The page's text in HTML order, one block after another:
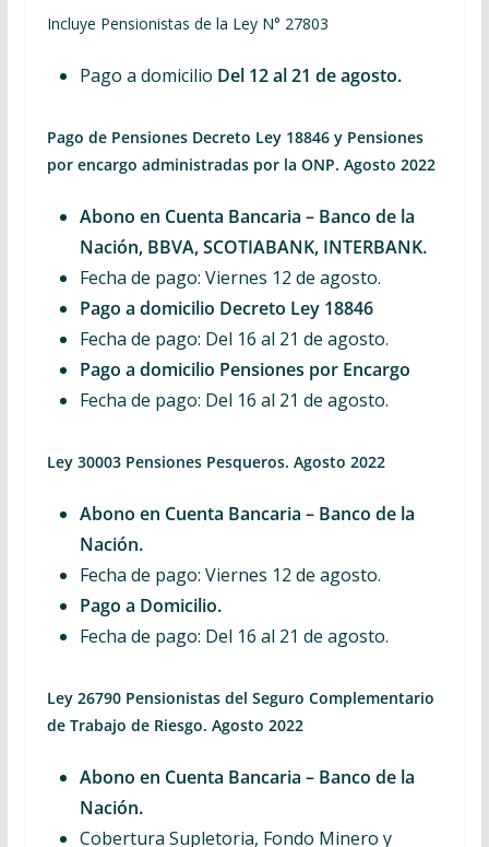
Incluye Pensionistas de la Ley N° 27803
Pago a domicilio Del 12 al 21 de agosto.
Pago de Pensiones Decreto Ley 18846 y Pensiones
por encargo administradas por la ONP. Agosto 2022
Abono en Cuenta Bancaria – Banco de la
Nación, BBVA, SCOTIABANK, INTERBANK.
Fecha de pago: Viernes 12 de agosto.
Pago a domicilio Decreto Ley 18846
Fecha de pago: Del 16 al 21 de agosto.
Pago a domicilio Pensiones por Encargo
Fecha de pago: Del 16 al 21 de agosto.
Ley 30003 Pensiones Pesqueros. Agosto 2022
Abono en Cuenta Bancaria – Banco de la
Nación.
Fecha de pago: Viernes 12 de agosto.
Pago a Domicilio.
Fecha de pago: Del 16 al 21 de agosto.
Ley 26790 Pensionistas del Seguro Complementario
de Trabajo de Riesgo. Agosto 2022
Abono en Cuenta Bancaria – Banco de la
Nación.
Cobertura Supletoria, Fondo Minero y